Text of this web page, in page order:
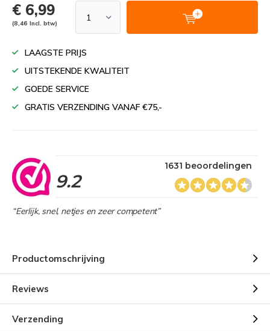
€ 6,99
(8,46 Incl. btw)
LAAGSTE PRIJS
UITSTEKENDE KWALITEIT
GOEDE SERVICE
GRATIS VERZENDING VANAF €75,-
9.2
1631 beoordelingen
“Eerlijk, snel, netjes en zeer competent”
Productomschrijving
Reviews
Verzending